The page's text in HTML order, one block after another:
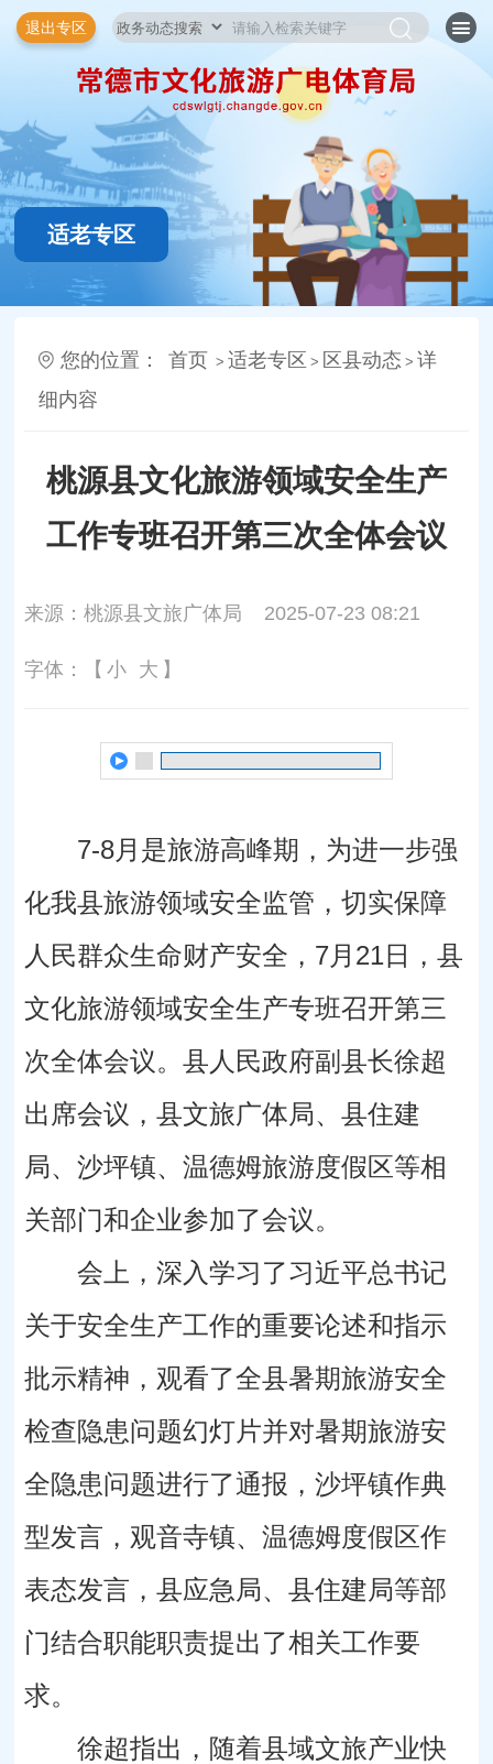
退出专区
适老专区
您的位置： 首页 > 适老专区 > 区县动态 > 详
细内容
桃源县文化旅游领域安全生产
工作专班召开第三次全体会议
来源：桃源县文旅广体局 2025-07-23 08:21
字体：【 小 大 】
7-8月是旅游高峰期，为进一步强
化我县旅游领域安全监管，切实保障
人民群众生命财产安全，7月21日，县
文化旅游领域安全生产专班召开第三
次全体会议。县人民政府副县长徐超
出席会议，县文旅广体局、县住建
局、沙坪镇、温德姆旅游度假区等相
关部门和企业参加了会议。
会上，深入学习了习近平总书记
关于安全生产工作的重要论述和指示
批示精神，观看了全县暑期旅游安全
检查隐患问题幻灯片并对暑期旅游安
全隐患问题进行了通报，沙坪镇作典
型发言，观音寺镇、温德姆度假区作
表态发言，县应急局、县住建局等部
门结合职能职责提出了相关工作要
求。
徐超指出，随着县域文旅产业快